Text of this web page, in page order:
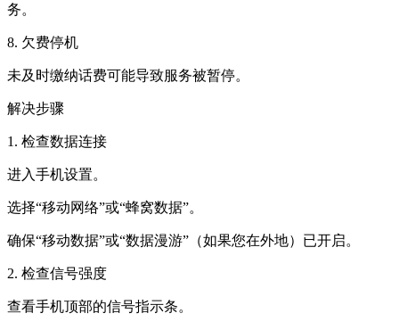
务。
8. 欠费停机
未及时缴纳话费可能导致服务被暂停。
解决步骤
1. 检查数据连接
进入手机设置。
选择“移动网络”或“蜂窝数据”。
确保“移动数据”或“数据漫游”（如果您在外地）已开启。
2. 检查信号强度
查看手机顶部的信号指示条。